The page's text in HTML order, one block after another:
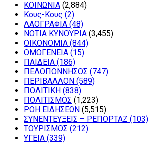
ΚΟΙΝΩΝΙΑ (2,884)
Κους-Κους (2)
ΛΑΟΓΡΑΦΙΑ (48)
ΝΟΤΙΑ ΚΥΝΟΥΡΙΑ (3,455)
ΟΙΚΟΝΟΜΙΑ (844)
ΟΜΟΓΕΝΕΙΑ (15)
ΠΑΙΔΕΙΑ (186)
ΠΕΛΟΠΟΝΝΗΣΟΣ (747)
ΠΕΡΙΒΑΛΛΟΝ (589)
ΠΟΛΙΤΙΚΗ (838)
ΠΟΛΙΤΙΣΜΟΣ (1,223)
ΡΟΗ ΕΙΔΗΣΕΩΝ (5,515)
ΣΥΝΕΝΤΕΥΞΕΙΣ – ΡΕΠΟΡΤΑΖ (103)
ΤΟΥΡΙΣΜΟΣ (212)
ΥΓΕΙΑ (339)